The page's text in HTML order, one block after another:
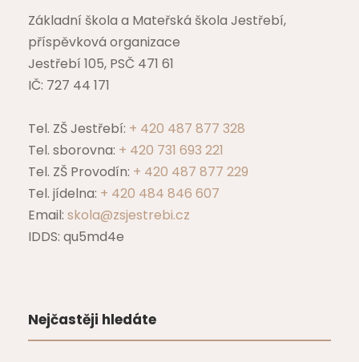
Základní škola a Mateřská škola Jestřebí,
příspěvková organizace
Jestřebí 105, PSČ 471 61
IČ: 727 44 171
Tel. ZŠ Jestřebí: + 420 487 877 328
Tel. sborovna: + 420 731 693 221
Tel. ZŠ Provodín: + 420 487 877 229
Tel. jídelna: + 420 484 846 607
Email: skola@zsjestrebi.cz
IDDS: qu5md4e
Nejčastěji hledáte